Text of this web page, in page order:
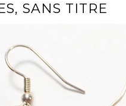
SANS TITRE